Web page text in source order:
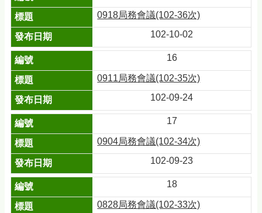
0918局務會議(102-36次)
102-10-02
16
0911局務會議(102-35次)
102-09-24
17
0904局務會議(102-34次)
102-09-23
18
0828局務會議(102-33次)